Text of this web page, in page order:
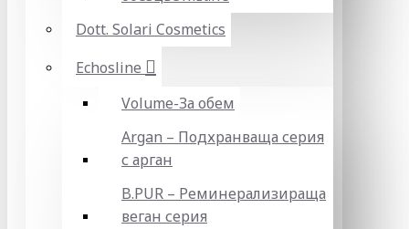
Dott. Solari Cosmetics
Echosline
Volume-За обем
Argan – Подхранваща серия
с арган
B.PUR – Реминерализираща
веган серия